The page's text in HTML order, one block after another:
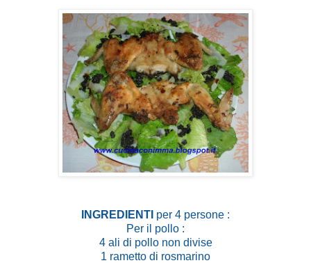
INGREDIENTI per 4 persone :
Per il pollo :
4 ali di pollo non divise
1 rametto di rosmarino